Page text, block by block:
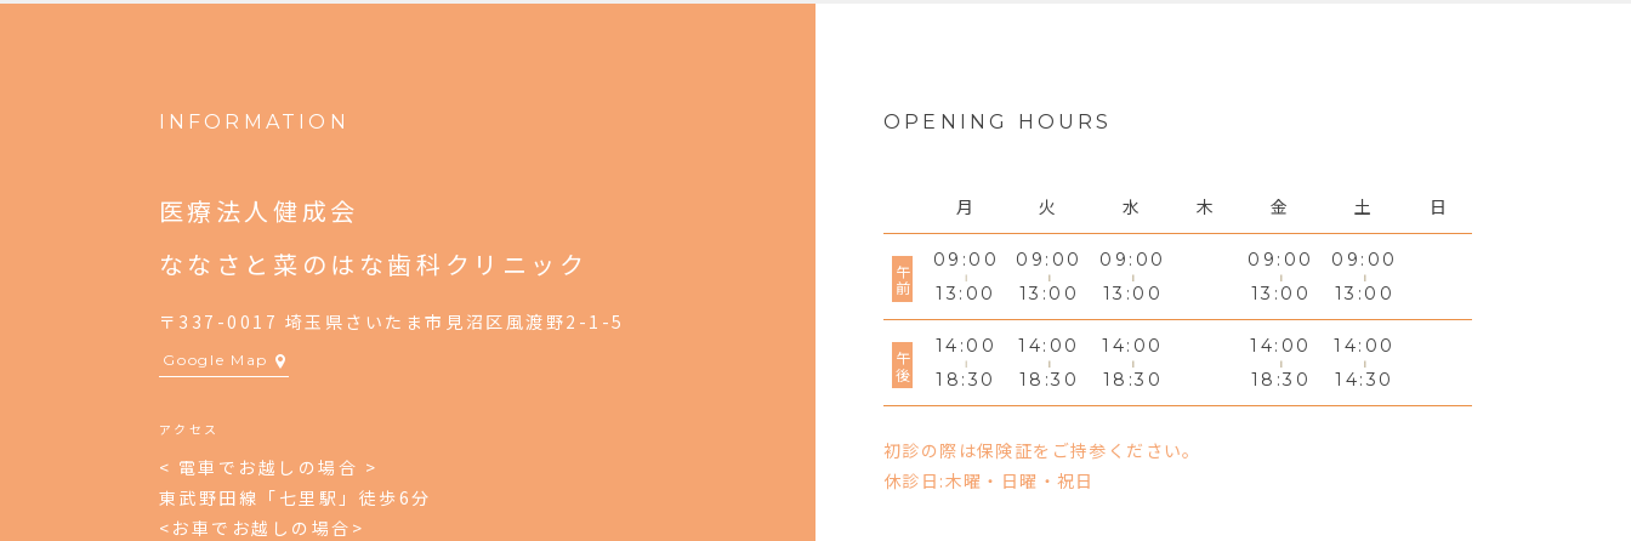
INFORMATION
医療法人健成会
ななさと菜のはな歯科クリニック
〒337-0017 埼玉県さいたま市見沼区風渡野2-1-5
Google Map
アクセス
< 電車でお越しの場合 >
東武野田線「七里駅」徒歩6分
<お車でお越しの場合>
OPENING HOURS
月 火 水 木 金 土 日
午前
09:00
13:00
09:00
13:00
09:00
13:00
09:00
13:00
09:00
13:00
午後
14:00
18:30
14:00
18:30
14:00
18:30
14:00
18:30
14:00
14:30
初診の際は保険証をご持参ください。
休診日:木曜・日曜・祝日